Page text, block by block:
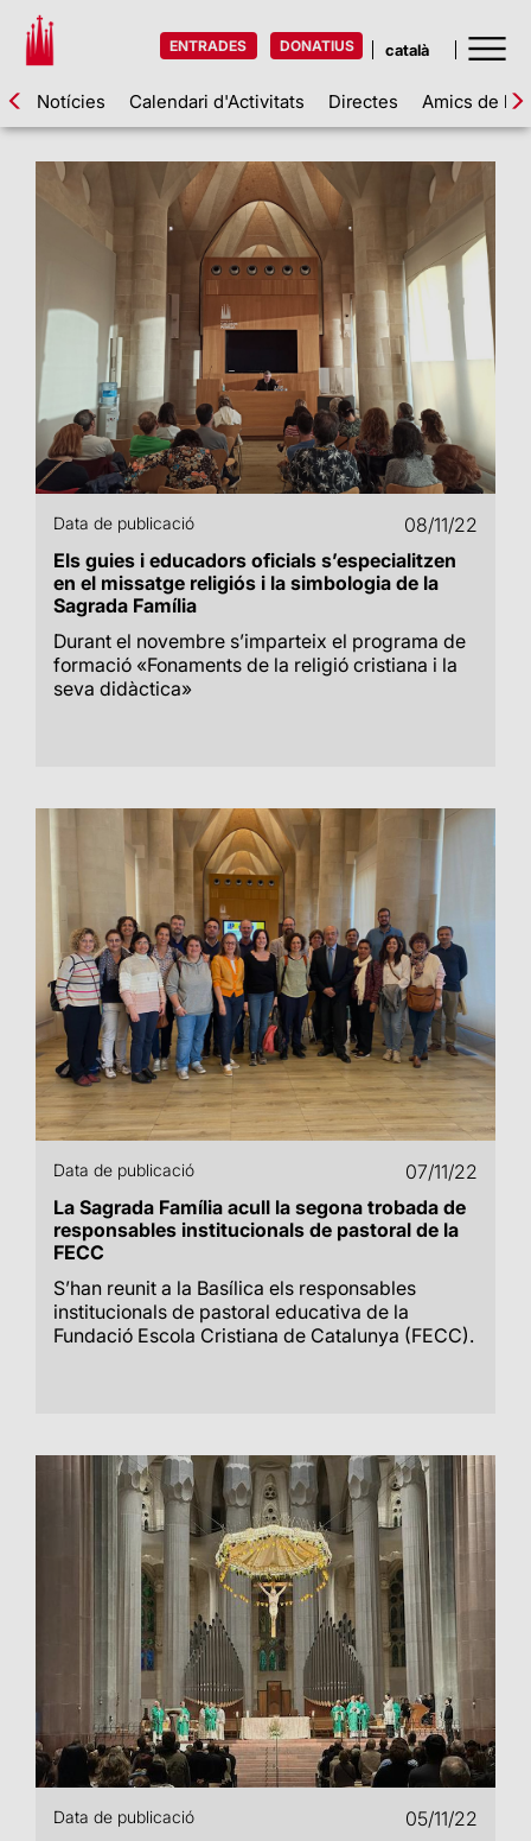
ENTRADES DONATIUS
Notícies Calendari d'Activitats Directes Amics de la
Data de publicació
08/11/22
Els guies i educadors oficials s’especialitzen
en el missatge religiós i la simbologia de la
Sagrada Família
Durant el novembre s’imparteix el programa de
formació «Fonaments de la religió cristiana i la
seva didàctica»
Data de publicació
07/11/22
La Sagrada Família acull la segona trobada de
responsables institucionals de pastoral de la
FECC
S’han reunit a la Basílica els responsables
institucionals de pastoral educativa de la
Fundació Escola Cristiana de Catalunya (FECC).
Data de publicació
05/11/22